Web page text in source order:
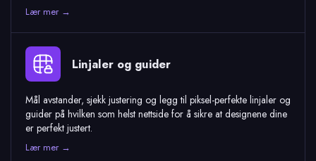
Lær mer →
Linjaler og guider
Mål avstander, sjekk justering og legg til piksel-perfekte linjaler og
guider på hvilken som helst nettside for å sikre at designene dine
er perfekt justert.
Lær mer →